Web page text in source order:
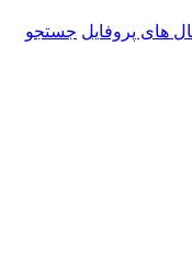
های پروفایل جستجو